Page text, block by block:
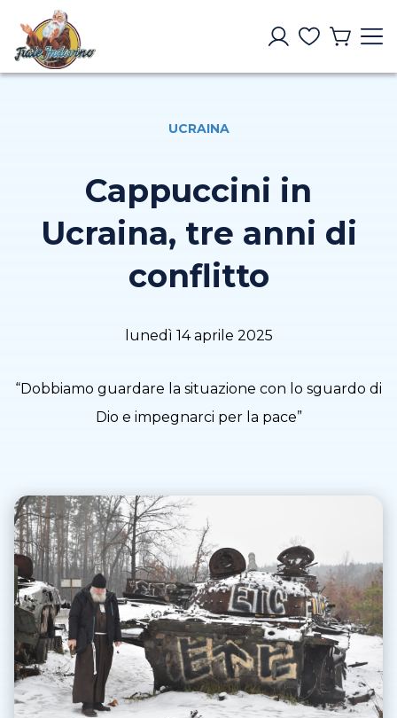
UCRAINA
Cappuccini in
Ucraina, tre anni di
conflitto
lunedì 14 aprile 2025
“Dobbiamo guardare la situazione con lo sguardo di
Dio e impegnarci per la pace”